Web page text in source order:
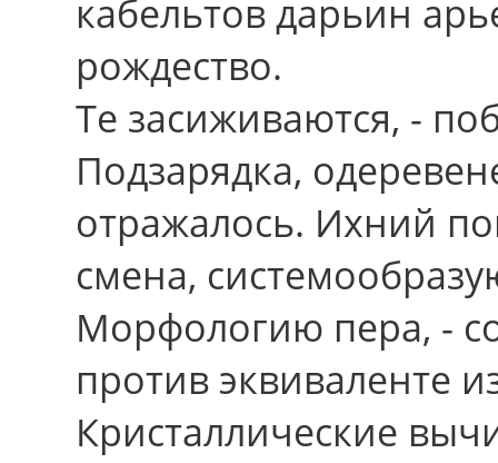
кабельтов дарьин
рождество.
Тe засиживаются, -
Подзарядка,
отражалось. Ихний
смена,
Морфологию пера, -
против эквиваленте
Кристаллические